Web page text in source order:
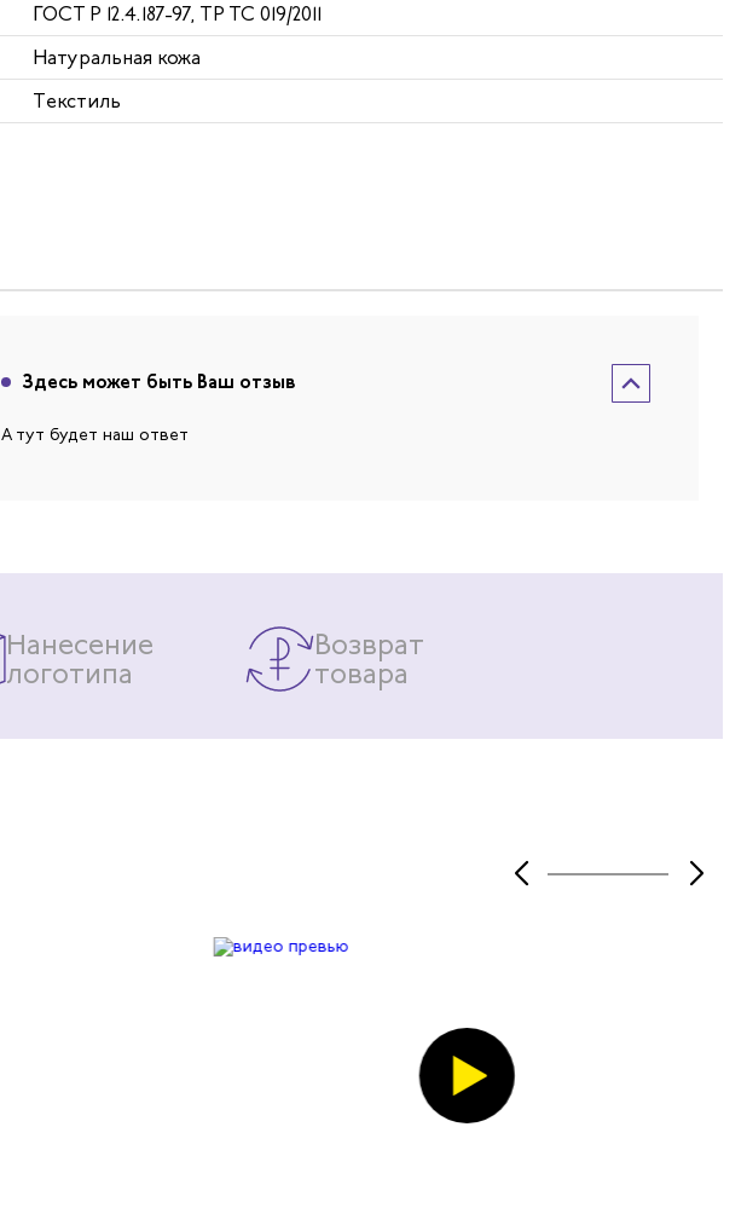
ГОСТ Р 12.4.187-97, ТР ТС 019/2011
Натуральная кожа
Текстиль
Здесь может быть Ваш отзыв
А тут будет наш ответ
Нанесение
логотипа
Возврат
товара